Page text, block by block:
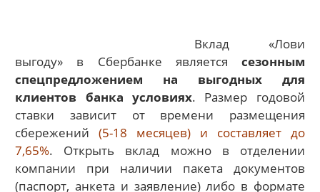
Вклад «Лови
выгоду» в Сбербанке является сезонным
спецпредложением на выгодных для
клиентов банка условиях. Размер годовой
ставки зависит от времени размещения
сбережений(5-18 месяцев) и составляет до
7,65%. Открыть вклад можно в отделении
компании при наличии пакета документов
(паспорт, анкета и заявление) либо в формате